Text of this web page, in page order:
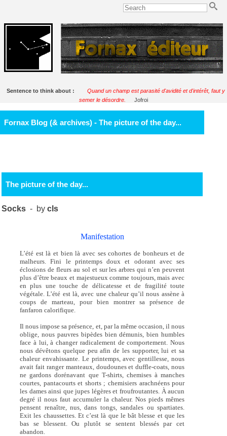
Sentence to think about :
Quand un champ est parasité d'avidité et d'intérêt, faut y
semer le désordre.
Jofroi
Fornax Blog (& archives) - The picture of the day...
The picture of the day...
Socks - bycls
Manifestation
L’été est là et bien là avec ses cohortes de bonheurs et de
malheurs. Fini le printemps doux et odorant avec ses
éclosions de fleurs au sol et sur les arbres qui n’en peuvent
plus d’être beaux et majestueux comme toujours, mais avec
en plus une touche de délicatesse et de fragilité toute
végétale. L’été est là, avec une chaleur qu’il nous assène à
coups de marteau, pour bien montrer sa présence de
fanfaron calorifique.
Il nous impose sa présence, et, par la même occasion, il nous
oblige, nous pauvres bipèdes bien démunis, bien humbles
face à lui, à changer radicalement de comportement. Nous
nous dévêtons quelque peu afin de les supporter, lui et sa
chaleur envahissante. Le printemps, avec gentillesse, nous
avait fait ranger manteaux, doudounes et duffle-coats, nous
ne gardons dorénavant que T-shirts, chemises à manches
courtes, pantacourts et shorts ; chemisiers arachnéens pour
les dames ainsi que jupes légères et froufroutantes. À aucun
degré il nous faut accumuler la chaleur. Nos pieds mêmes
pensent renaître, nus, dans tongs, sandales ou spartiates.
Exit les chaussettes. Et c’est là que le bât blesse et que les
bas se blessent. Ou plutôt se sentent blessés par cet
abandon.